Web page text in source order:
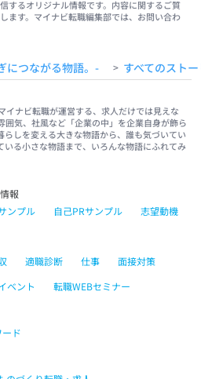
するオリジナル情報です。内容に関するご質
ます。マイナビ転職編集部では、お問い合わ
につながる物語。- > すべてのスト
ナビ転職が運営する、求人だけでは見えな
囲気、社風など「企業の中」を企業自身が飾ら
しを変える大きな物語から、誰も気づいてい
いる小さな物語まで、いろんな物語にふれてみ
報
ンプル 自己PRサンプル
志望動機
適職診断 仕事
面接対策
ベント 転職WEBセミナー
ド